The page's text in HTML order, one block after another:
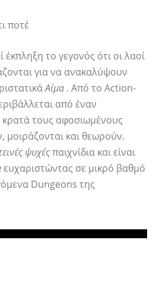
ποτέ
έκπληξη το γεγονός ότι οι λαοί
για να ανακαλύψουν
Αίμα . Από το Action-
από έναν
τους αφοσιωμένους
και θεωρούν.
ψυχέςπαιχνίδια και είναι
ευχαριστώντας σε μικρό βαθμό
Dungeons της